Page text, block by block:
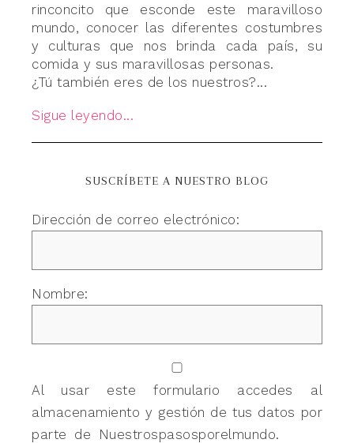
rinconcito que esconde este maravilloso
mundo, conocer las diferentes costumbres
y culturas que nos brinda cada país, su
comida y sus maravillosas personas.
¿Tú también eres de los nuestros?...
Sigue leyendo...
SUSCRÍBETE A NUESTRO BLOG
Dirección de correo electrónico:
Nombre:
Al usar este formulario accedes al
almacenamiento y gestión de tus datos por
parte de Nuestrospasosporelmundo.